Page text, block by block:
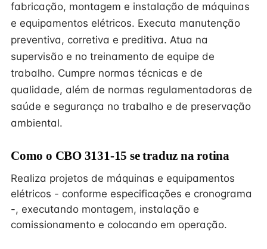
fabricação, montagem e instalação de máquinas
e equipamentos elétricos. Executa manutenção
preventiva, corretiva e preditiva. Atua na
supervisão e no treinamento de equipe de
trabalho. Cumpre normas técnicas e de
qualidade, além de normas regulamentadoras de
saúde e segurança no trabalho e de preservação
ambiental.
Como o CBO 3131-15 se traduz na rotina
Realiza projetos de máquinas e equipamentos
elétricos - conforme especificações e cronograma
-, executando montagem, instalação e
comissionamento e colocando em operação.